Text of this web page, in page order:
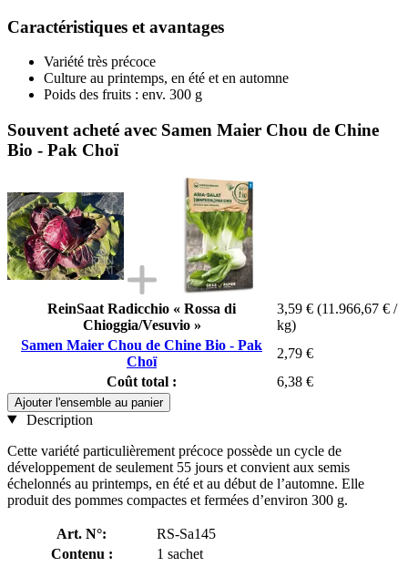
Caractéristiques et avantages
Variété très précoce
Culture au printemps, en été et en automne
Poids des fruits : env. 300 g
Souvent acheté avec Samen Maier Chou de Chine
Bio - Pak Choï
ReinSaat Radicchio « Rossa di
Chioggia/Vesuvio »
3,59 € (11.966,67 € /
kg)
Samen Maier Chou de Chine Bio - Pak
Choï
2,79 €
Coût total :
6,38 €
Ajouter l'ensemble au panier
Description
Cette variété particulièrement précoce possède un cycle de
développement de seulement 55 jours et convient aux semis
échelonnés au printemps, en été et au début de l’automne. Elle
produit des pommes compactes et fermées d’environ 300 g.
Art. N°:
RS-Sa145
Contenu :
1 sachet